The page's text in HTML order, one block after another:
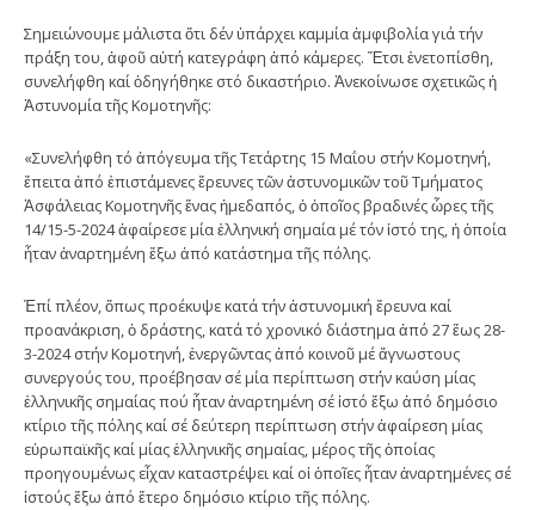
Σημειώνουμε μάλιστα ὅτι δέν ὑπάρχει καμμία ἀμφιβολία γιά τήν
πράξη του, ἀφοῦ αὐτή κατεγράφη ἀπό κάμερες. Ἔτσι ἐνετοπίσθη,
συνελήφθη καί ὁδηγήθηκε στό δικαστήριο. Ἀνεκοίνωσε σχετικῶς ἡ
Ἀστυνομία τῆς Κομοτηνῆς:
«Συνελήφθη τό ἀπόγευμα τῆς Τετάρτης 15 Μαΐου στήν Κομοτηνή,
ἔπειτα ἀπό ἐπιστάμενες ἔρευνες τῶν ἀστυνομικῶν τοῦ Τμήματος
Ἀσφάλειας Κομοτηνῆς ἕνας ἡμεδαπός, ὁ ὁποῖος βραδινές ὧρες τῆς
14/15-5-2024 ἀφαίρεσε μία ἑλληνική σημαία μέ τόν ἱστό της, ἡ ὁποία
ἦταν ἀναρτημένη ἔξω ἀπό κατάστημα τῆς πόλης.
Ἐπί πλέον, ὅπως προέκυψε κατά τήν ἀστυνομική ἔρευνα καί
προανάκριση, ὁ δράστης, κατά τό χρονικό διάστημα ἀπό 27 ἕως 28-
3-2024 στήν Κομοτηνή, ἐνεργῶντας ἀπό κοινοῦ μέ ἄγνωστους
συνεργούς του, προέβησαν σέ μία περίπτωση στήν καύση μίας
ἑλληνικῆς σημαίας πού ἦταν ἀναρτημένη σέ ἱστό ἔξω ἀπό δημόσιο
κτίριο τῆς πόλης καί σέ δεύτερη περίπτωση στήν ἀφαίρεση μίας
εὐρωπαϊκῆς καί μίας ἑλληνικῆς σημαίας, μέρος τῆς ὁποίας
προηγουμένως εἶχαν καταστρέψει καί οἱ ὁποῖες ἦταν ἀναρτημένες σέ
ἱστούς ἔξω ἀπό ἕτερο δημόσιο κτίριο τῆς πόλης.